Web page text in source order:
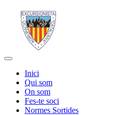
Inici
Qui som
On som
Fes-te soci
Normes Sortides